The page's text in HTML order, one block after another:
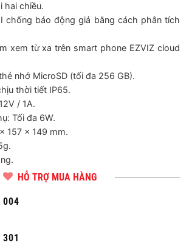
hai chiều.
chống báo động giả bằng cách phân tích
xem từ xa trên smart phone EZVIZ cloud
nhớ MicroSD (tối đa 256 GB).
thời tiết IP65.
/ 1A.
Tối đa 6W.
157 x 149 mm.
HỖ TRỢ MUA HÀNG
004